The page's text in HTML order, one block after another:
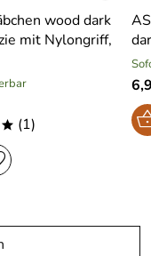
wood dark
mit Nylongriff,
(1)